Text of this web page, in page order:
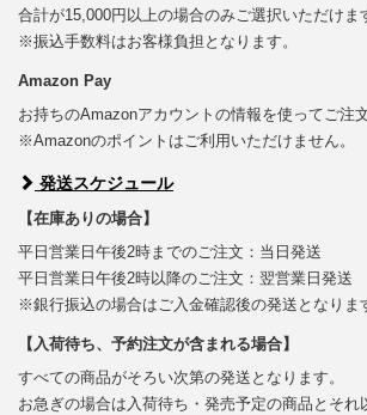
合計が15,000円以上の場合のみご選択いただけま
※振込手数料はお客様負担となります。
Amazon Pay
お持ちのAmazonアカウントの情報を使ってご注
※Amazonのポイントはご利用いただけません。
発送スケジュール
【在庫ありの場合】
平日営業日午後2時までのご注文：当日発送
平日営業日午後2時以降のご注文：翌営業日発送
※銀行振込の場合はご入金確認後の発送となりま
【入荷待ち、予約注文が含まれる場合】
すべての商品がそろい次第の発送となります。
お急ぎの場合は入荷待ち・発売予定の商品とそれ